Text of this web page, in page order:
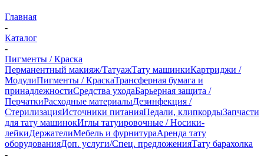
Главная
-
Каталог
-
Пигменты / Краска
Перманентный макияж/ТатуажТату машинкиКартриджи /
МодулиПигменты / КраскаТрансферная бумага и
принадлежностиСредства уходаБарьерная защита /
ПерчаткиРасходные материалыДезинфекция /
СтерилизацияИсточники питанияПедали, клипкордыЗапчасти
для тату машинокИглы татуировочные / Носики-
лейкиДержателиМебель и фурнитураАренда тату
оборудованияДоп. услуги/Спец. предложенияТату барахолка
-